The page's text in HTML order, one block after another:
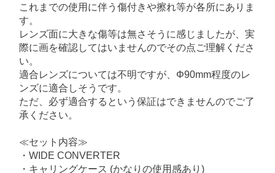
これまでの使用に伴う傷付きや擦れ等が各所にありま
す。
レンズ面に大きな傷等は無さそうに感じましたが、実
際に画を確認してはいませんのでその点ご理解くださ
い。
適合レンズについては不明ですが、Φ90mm程度のレ
ンズに適合しそうです。
ただ、必ず適合するという保証はできませんのでご了
承ください。
≪セット内容≫
・WIDE CONVERTER
・キャリングケース (かなりの使用感あり)